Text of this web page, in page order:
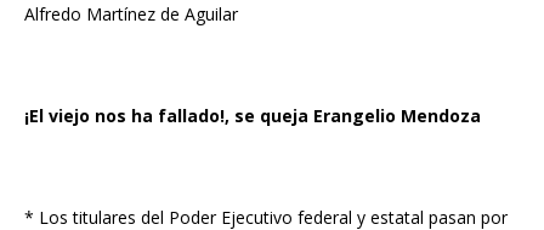
Alfredo Martínez de Aguilar
¡El viejo nos ha fallado!, se queja Erangelio Mendoza
* Los titulares del Poder Ejecutivo federal y estatal pasan por